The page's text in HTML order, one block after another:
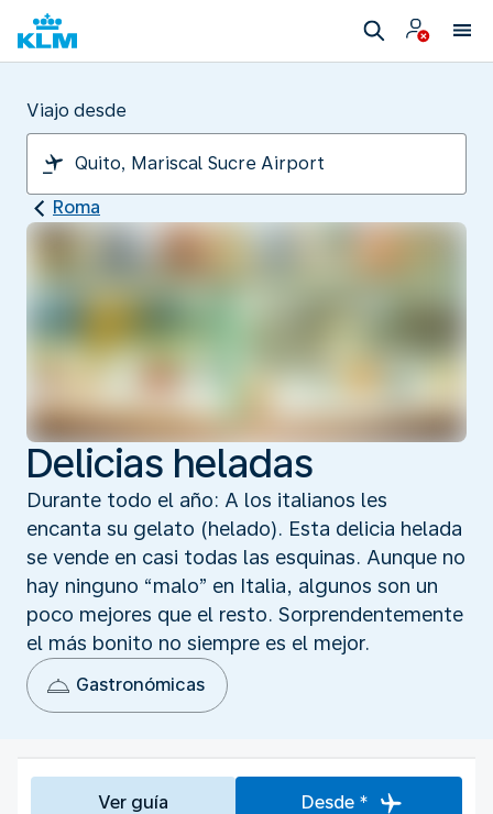
Viajo desde
Roma
Delicias heladas
Durante todo el año: A los italianos les
encanta su gelato (helado). Esta delicia helada
se vende en casi todas las esquinas. Aunque no
hay ninguno “malo” en Italia, algunos son un
poco mejores que el resto. Sorprendentemente
el más bonito no siempre es el mejor.
Gastronómicas
Ver guía Desde *